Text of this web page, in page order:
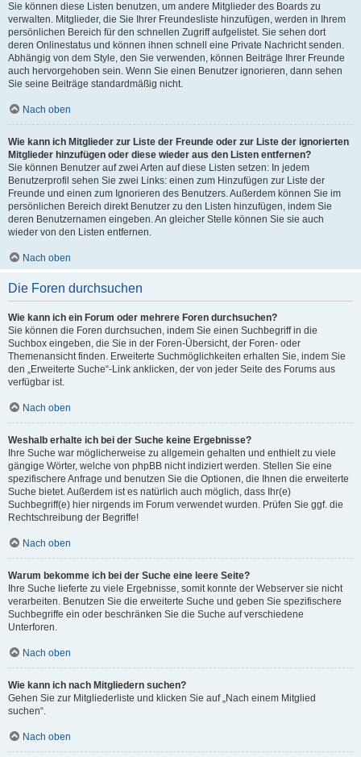
Sie können diese Listen benutzen, um andere Mitglieder des Boards zu
verwalten. Mitglieder, die Sie Ihrer Freundesliste hinzufügen, werden in Ihrem
persönlichen Bereich für den schnellen Zugriff aufgelistet. Sie sehen dort
deren Onlinestatus und können ihnen schnell eine Private Nachricht senden.
Abhängig von dem Style, den Sie verwenden, können Beiträge Ihrer Freunde
auch hervorgehoben sein. Wenn Sie einen Benutzer ignorieren, dann sehen
Sie seine Beiträge standardmäßig nicht.
Nach oben
Wie kann ich Mitglieder zur Liste der Freunde oder zur Liste der ignorierten
Mitglieder hinzufügen oder diese wieder aus den Listen entfernen?
Sie können Benutzer auf zwei Arten auf diese Listen setzen: In jedem
Benutzerprofil sehen Sie zwei Links: einen zum Hinzufügen zur Liste der
Freunde und einen zum Ignorieren des Benutzers. Außerdem können Sie im
persönlichen Bereich direkt Benutzer zu den Listen hinzufügen, indem Sie
deren Benutzernamen eingeben. An gleicher Stelle können Sie sie auch
wieder von den Listen entfernen.
Nach oben
Die Foren durchsuchen
Wie kann ich ein Forum oder mehrere Foren durchsuchen?
Sie können die Foren durchsuchen, indem Sie einen Suchbegriff in die
Suchbox eingeben, die Sie in der Foren-Übersicht, der Foren- oder
Themenansicht finden. Erweiterte Suchmöglichkeiten erhalten Sie, indem Sie
den „Erweiterte Suche“-Link anklicken, der von jeder Seite des Forums aus
verfügbar ist.
Nach oben
Weshalb erhalte ich bei der Suche keine Ergebnisse?
Ihre Suche war möglicherweise zu allgemein gehalten und enthielt zu viele
gängige Wörter, welche von phpBB nicht indiziert werden. Stellen Sie eine
spezifischere Anfrage und benutzen Sie die Optionen, die Ihnen die erweiterte
Suche bietet. Außerdem ist es natürlich auch möglich, dass Ihr(e)
Suchbegriff(e) hier nirgends im Forum verwendet wurden. Prüfen Sie ggf. die
Rechtschreibung der Begriffe!
Nach oben
Warum bekomme ich bei der Suche eine leere Seite?
Ihre Suche lieferte zu viele Ergebnisse, somit konnte der Webserver sie nicht
verarbeiten. Benutzen Sie die erweiterte Suche und geben Sie spezifischere
Suchbegriffe ein oder beschränken Sie die Suche auf verschiedene
Unterforen.
Nach oben
Wie kann ich nach Mitgliedern suchen?
Gehen Sie zur Mitgliederliste und klicken Sie auf „Nach einem Mitglied
suchen“.
Nach oben